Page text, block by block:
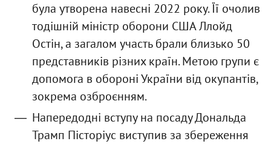
була утворена навесні 2022 року. Її очолив
тодішній міністр оборони США Ллойд
Остін, а загалом участь брали близько 50
представників різних країн. Метою групи є
допомога в обороні України від окупантів,
зокрема озброєнням.
Напередодні вступу на посаду Дональда
Трамп Пісторіус виступив за збереження